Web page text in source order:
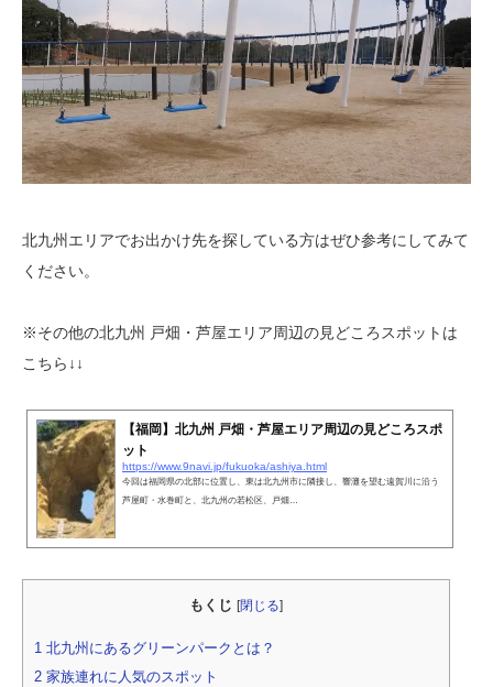
北九州エリアでお出かけ先を探している方はぜひ参考にしてみて
ください。
※その他の北九州 戸畑・芦屋エリア周辺の見どころスポットは
こちら↓↓
【福岡】北九州 戸畑・芦屋エリア周辺の見どころスポ
ット
https://www.9navi.jp/fukuoka/ashiya.html
今回は福岡県の北部に位置し、東は北九州市に隣接し、響灘を望む遠賀川に沿う
芦屋町・水巻町と、北九州の若松区、戸畑…
もくじ [閉じる]
1 北九州にあるグリーンパークとは？
2 家族連れに人気のスポット